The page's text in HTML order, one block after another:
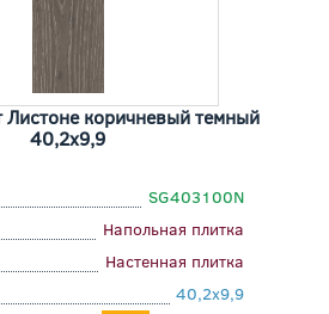
Листоне коричневый темный
40,2x9,9
SG403100N
Напольная плитка
Настенная плитка
40,2x9,9